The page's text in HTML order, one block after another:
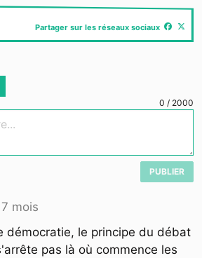
Partager sur les réseaux sociaux
0 / 2000
PUBLIER
mois
démocratie, le principe du débat
pas là où commence les